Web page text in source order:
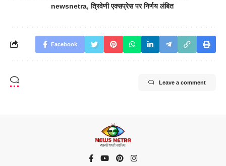
newsnetra,त्रिवेणी एक्सप्रेस पर निर्णय लंबित
Facebook
Leave a comment